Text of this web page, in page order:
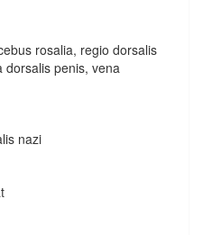
rosalia, regio dorsalis
dorsalis penis, vena
nazi